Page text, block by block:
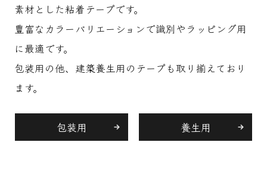
素材とした粘着テープです。
豊富なカラーバリエーションで識別やラッピング用
に最適です。
包装用の他、建築養生用のテープも取り揃えており
ます。
包装用 養生用